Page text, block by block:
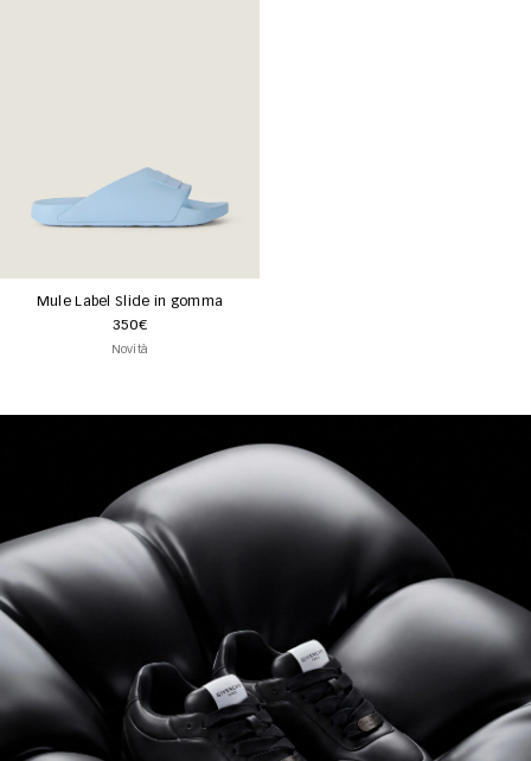
Mule Label Slide in gomma
350€
Novità